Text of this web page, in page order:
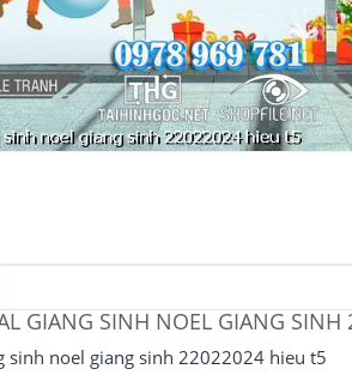
GIANG SINH NOEL GIANG
sinh noel giang sinh 22022024 hieu t5